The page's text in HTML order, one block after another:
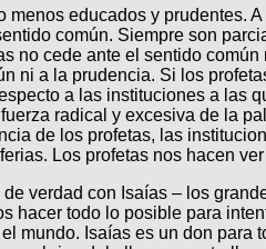
educados y prudentes.
común. Siempre son
no cede ante el sentido
ni a la prudencia. Si los
a las instituciones a las
radical y excesiva de la
de los profetas, las
Los profetas nos hacen
verdad con Isaías – los
hacer todo lo posible para
mundo. Isaías es un don